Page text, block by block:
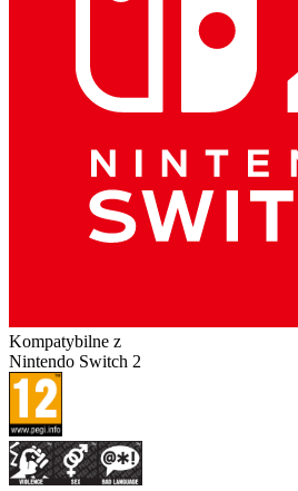
Kompatybilne z
Nintendo Switch 2